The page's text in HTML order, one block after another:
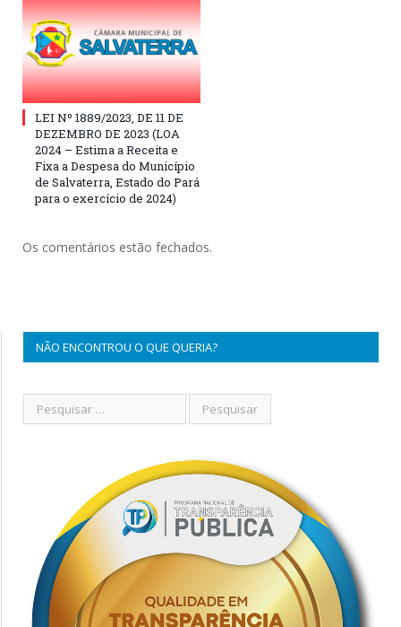
LEI Nº 1889/2023, DE 11 DE
DEZEMBRO DE 2023 (LOA
2024 – Estima a Receita e
Fixa a Despesa do Município
de Salvaterra, Estado do Pará
para o exercício de 2024)
Os comentários estão fechados.
NÃO ENCONTROU O QUE QUERIA?